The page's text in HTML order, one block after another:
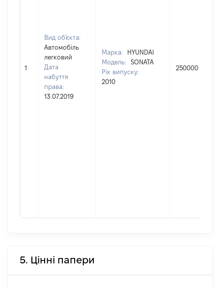
1
Вид об'єкта:
Автомобіль
легковий
Дата
набуття
права:
13.07.2019
Марка:
HYUNDAI
Модель:
SONATA
Рік випуску:
2010
250000
5. Цінні папери